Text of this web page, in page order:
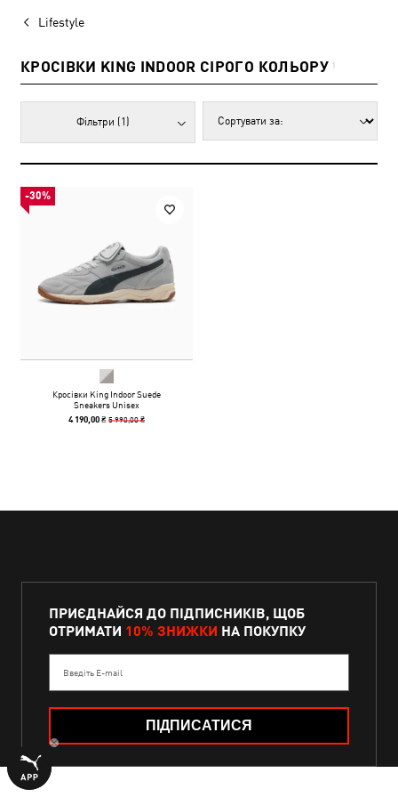
Lifestyle
КРОСІВКИ KING INDOOR СІРОГО КОЛЬОРУ 1
Фільтри (1)
-30%
Кросівки King Indoor Suede
Sneakers Unisex
4 190,00 ₴5 990,00 ₴
ПРИЄДНАЙСЯ ДО ПІДПИСНИКІВ, ЩОБ
ОТРИМАТИ 10% ЗНИЖКИ НА ПОКУПКУ
Введіть E-mail
ПІДПИСАТИСЯ